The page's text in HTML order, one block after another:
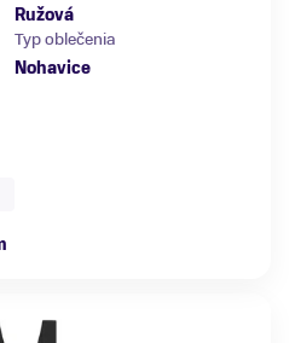
Ružová
Typ oblečenia
Nohavice